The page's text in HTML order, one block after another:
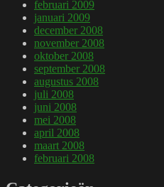
februari 2009
januari 2009
december 2008
november 2008
oktober 2008
september 2008
augustus 2008
juli 2008
juni 2008
mei 2008
april 2008
maart 2008
februari 2008